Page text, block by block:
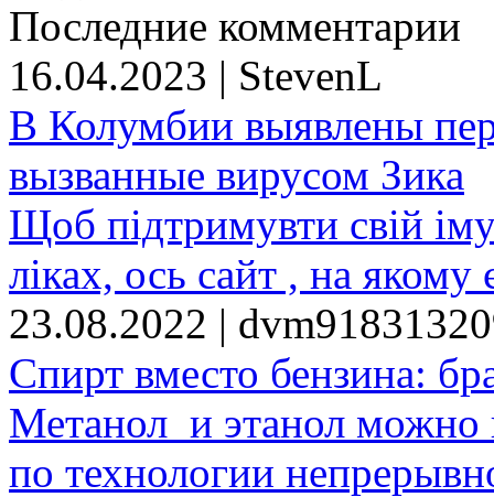
Последние комментарии
16.04.2023 | StevenL
В Колумбии выявлены
вызванные вирусом Зика
Щоб підтримувти свій
ліках, ось сайт , на якому
23.08.2022 |
Спирт вместо бензина:
Метанол и этанол можно
по технологии